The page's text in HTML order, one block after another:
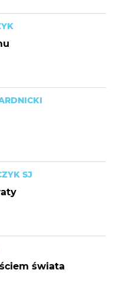
SJ
świata